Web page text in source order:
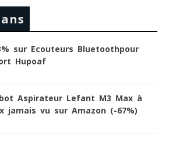
sur Ecouteurs Bluetoothpour
Hupoaf
Aspirateur Lefant M3 Max à
jamais vu sur Amazon (-67%)